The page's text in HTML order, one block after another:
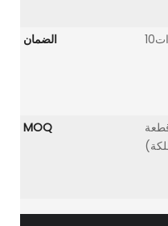
الضمان
MOQ
20 قدم (حوالي 28 قطعة